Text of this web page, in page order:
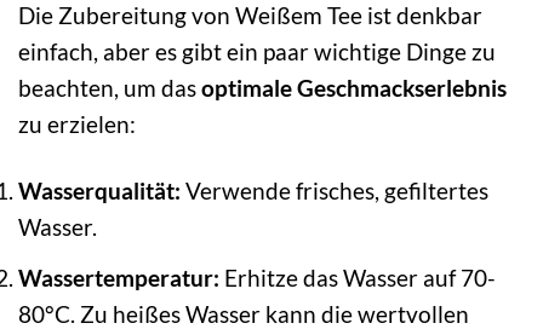
Die Zubereitung von Weißem Tee ist denkbar
einfach, aber es gibt ein paar wichtige Dinge zu
beachten, um dasoptimale Geschmackserlebnis
zu erzielen:
Wasserqualität: Verwende frisches, gefiltertes
Wasser.
Wassertemperatur: Erhitze das Wasser auf 70-
80°C. Zu heißes Wasser kann die wertvollen